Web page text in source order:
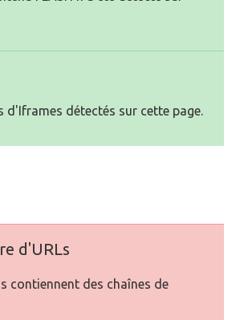
d'Iframes détectés sur cette page.
d'URLs
contiennent des chaînes de